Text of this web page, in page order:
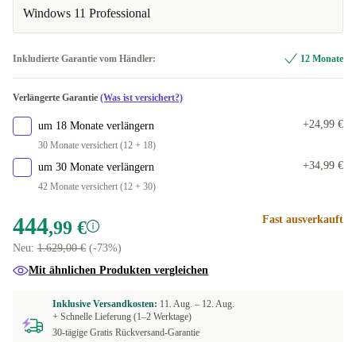
Neu
Windows 11 Professional
Inkludierte Garantie vom Händler: 12 Monate
Verlängerte Garantie (Was ist versichert?)
um 18 Monate verlängern
30 Monate versichert (12 + 18)
+24,99 €
um 30 Monate verlängern
42 Monate versichert (12 + 30)
+34,99 €
444,99 €
Neu: 1.629,00 € (-73%)
Fast ausverkauft
Mit ähnlichen Produkten vergleichen
Inklusive Versandkosten: 11. Aug. – 12. Aug.
+ Schnelle Lieferung (1–2 Werktage)
30-tägige Gratis Rückversand-Garantie